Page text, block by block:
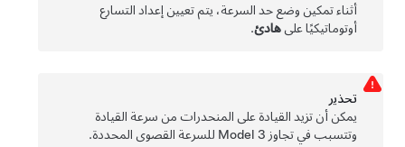
أثناء تمكين وضع حد السرعة، يتم تعيين إعداد التسارع
أوتوماتيكيًا علىهادئ.
تحذﻳر
يمكن أن تزيد القيادة على المنحدرات من سرعة القيادة
وتتسبب في تجاوزModel 3للسرعة القصوى المحددة.